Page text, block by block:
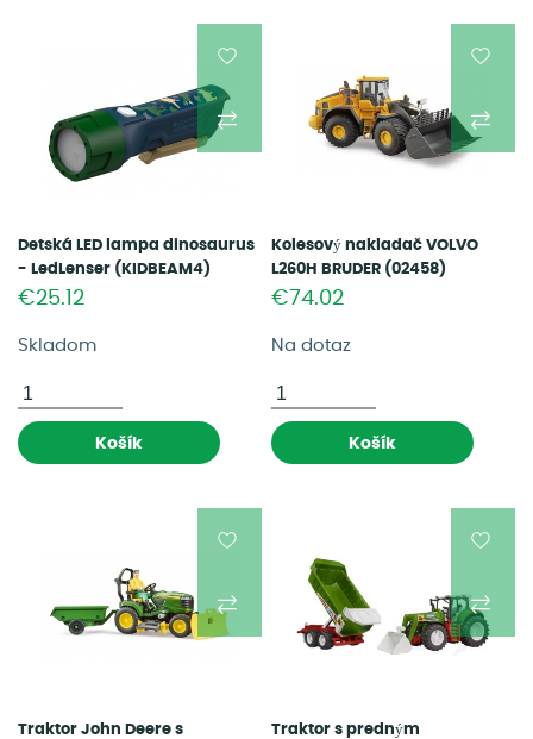
Detská LED lampa dinosaurus
- LedLenser (KIDBEAM4)
€25.12
Skladom
Košík
Kolesový nakladač VOLVO
L260H BRUDER (02458)
€74.02
Na dotaz
Košík
Traktor John Deere s
Traktor s predným